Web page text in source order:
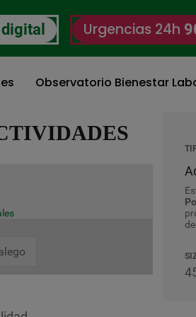
digital Urgencias 24h
Observatorio Bienestar